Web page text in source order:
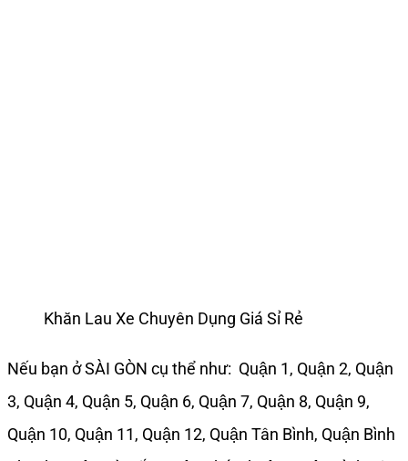
Khăn Lau Xe Chuyên Dụng Giá Sỉ Rẻ
Nếu bạn ở SÀI GÒN cụ thể như: Quận 1, Quận 2, Quận
3, Quận 4, Quận 5, Quận 6, Quận 7, Quận 8, Quận 9,
Quận 10, Quận 11, Quận 12, Quận Tân Bình, Quận Bình